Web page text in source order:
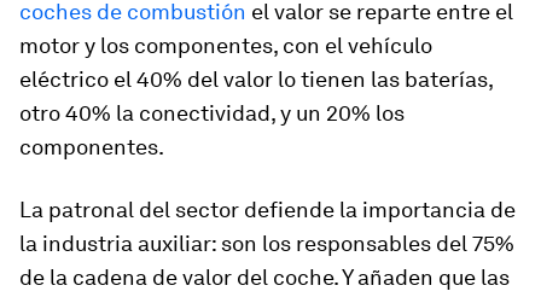
coches de combustión el valor se reparte entre el
motor y los componentes, con el vehículo
eléctrico el 40% del valor lo tienen las baterías,
otro 40% la conectividad, y un 20% los
componentes.
La patronal del sector defiende la importancia de
la industria auxiliar: son los responsables del 75%
de la cadena de valor del coche. Y añaden que las